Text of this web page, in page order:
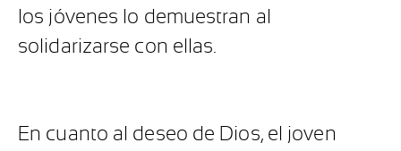
los jóvenes lo demuestran al
solidarizarse con ellas.
En cuanto al deseo de Dios, el joven